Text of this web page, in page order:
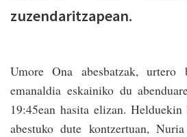
zuzendaritzapean.
Umore Ona abesbatzak, urtero
emanaldia eskainiko du
19:45ean hasita elizan. Helduekin
abestuko dute kontzertuan,